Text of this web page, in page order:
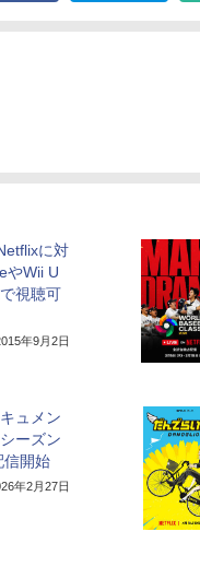
に対
やWii U
視聴可
年9月2日
ュメン
ーズン
信開始
年2月27日